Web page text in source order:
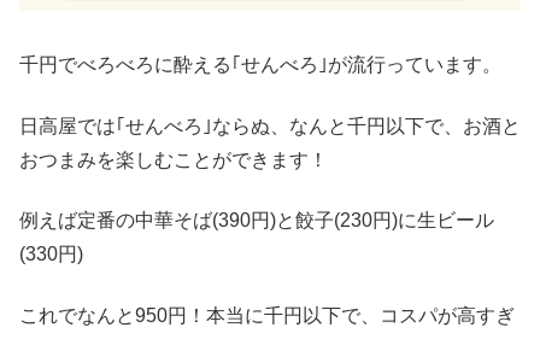
千円でべろべろに酔える｢せんべろ｣が流行っています。
日高屋では｢せんべろ｣ならぬ、なんと千円以下で、お酒と
おつまみを楽しむことができます！
例えば定番の中華そば(390円)と餃子(230円)に生ビール
(330円)
これでなんと950円！本当に千円以下で、コスパが高すぎ